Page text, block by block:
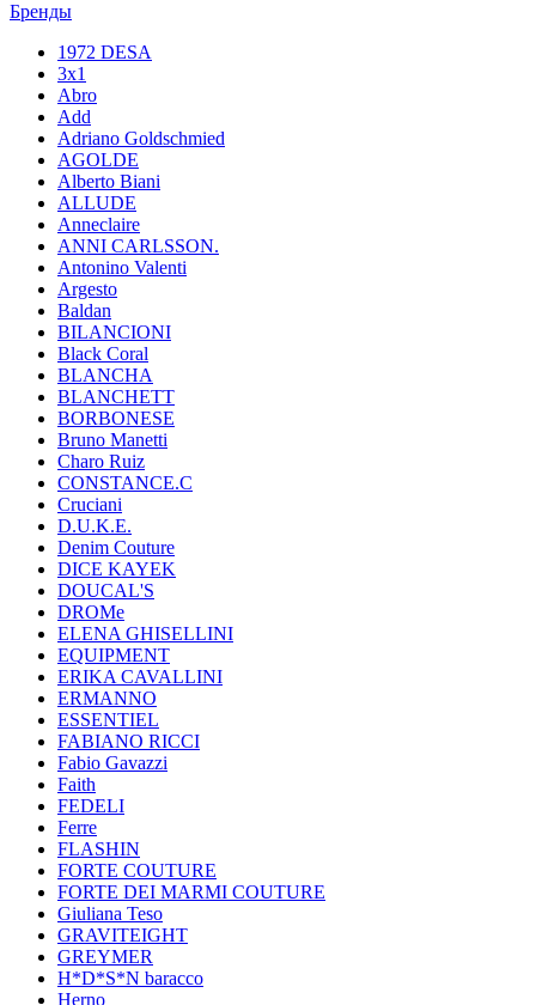
Бренды
1972 DESA
3x1
Abro
Add
Adriano Goldschmied
AGOLDE
Alberto Biani
ALLUDE
Anneclaire
ANNI CARLSSON.
Antonino Valenti
Argesto
Baldan
BILANCIONI
Black Coral
BLANCHA
BLANCHETT
BORBONESE
Bruno Manetti
Charo Ruiz
CONSTANCE.C
Cruciani
D.U.K.E.
Denim Couture
DICE KAYEK
DOUCAL'S
DROMe
ELENA GHISELLINI
EQUIPMENT
ERIKA CAVALLINI
ERMANNO
ESSENTIEL
FABIANO RICCI
Fabio Gavazzi
Faith
FEDELI
Ferre
FLASHIN
FORTE COUTURE
FORTE DEI MARMI COUTURE
Giuliana Teso
GRAVITEIGHT
GREYMER
H*D*S*N baracco
Herno